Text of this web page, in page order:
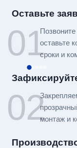
Оставьте
01оставьте
сроки и
02монтаж и